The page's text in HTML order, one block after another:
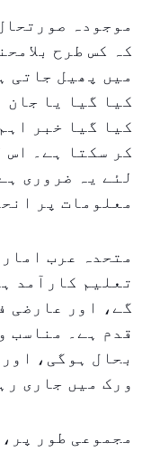
موجودہ
کہ کس طرح
میں پھیل جاتی
کیا گیا یا جان
کیا گیا خبر
کر سکتا ہے۔ اس
لئے یہ ضروری
معلومات پر
متحدہ عرب
تعلیم کارآمد
گے، اور عارضی
قدم ہے۔ مناسب
بحال ہوگی،
ورک میں جاری
مجموعی طور